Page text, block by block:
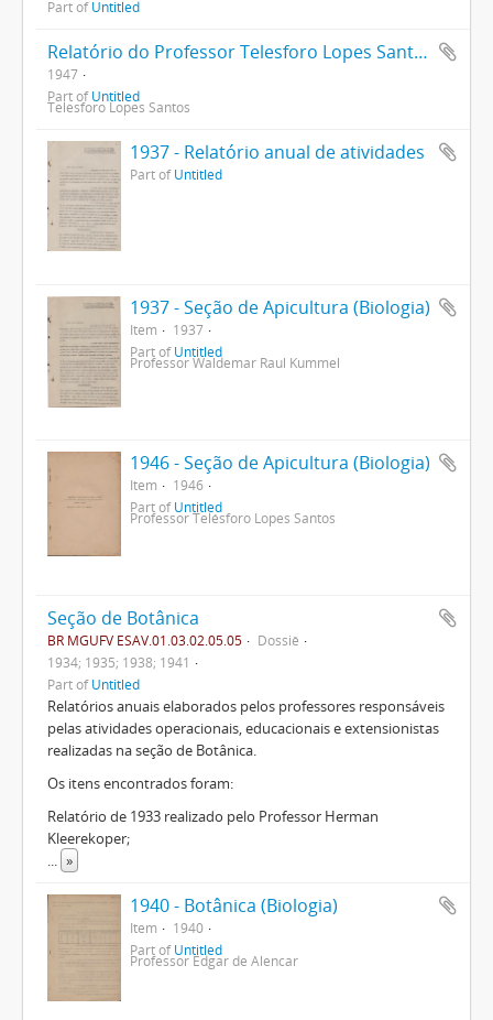
Part ofUntitled
Relatório do Professor Telesforo Lopes Santos
1947
Part ofUntitled
Telesforo Lopes Santos
1937 - Relatório anual de atividades
Part ofUntitled
1937 - Seção de Apicultura (Biologia)
Item
1937
Part ofUntitled
Professor Waldemar Raul Kummel
1946 - Seção de Apicultura (Biologia)
Item
1946
Part ofUntitled
Professor Telésforo Lopes Santos
Seção de Botânica
BR MGUFV ESAV.01.03.02.05.05
Dossiê
1934; 1935; 1938; 1941
Part ofUntitled
Relatórios anuais elaborados pelos professores responsáveis
pelas atividades operacionais, educacionais e extensionistas
realizadas na seção de Botânica.
Os itens encontrados foram:
Relatório de 1933 realizado pelo Professor Herman
Kleerekoper;
»
1940 - Botânica (Biologia)
Item
1940
Part ofUntitled
Professor Edgar de Alencar